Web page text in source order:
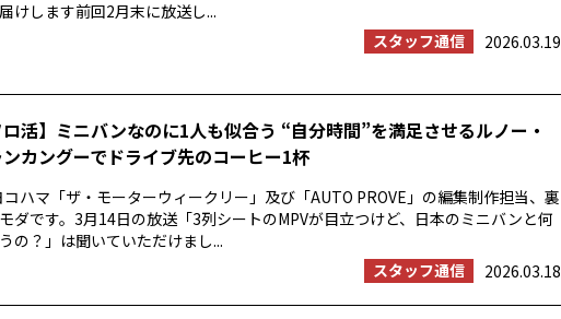
けします前回2月末に放送し...
スタッフ通信
2026.03.19
ロ活】ミニバンなのに1人も似合う “自分時間”を満足させるルノー・
カングーでドライブ先のコーヒー1杯
コハマ「ザ・モーターウィークリー」及び「AUTO PROVE」の編集制作担当、裏
ダです。3月14日の放送「3列シートのMPVが目立つけど、日本のミニバンと何
の？」は聞いていただけまし...
スタッフ通信
2026.03.18